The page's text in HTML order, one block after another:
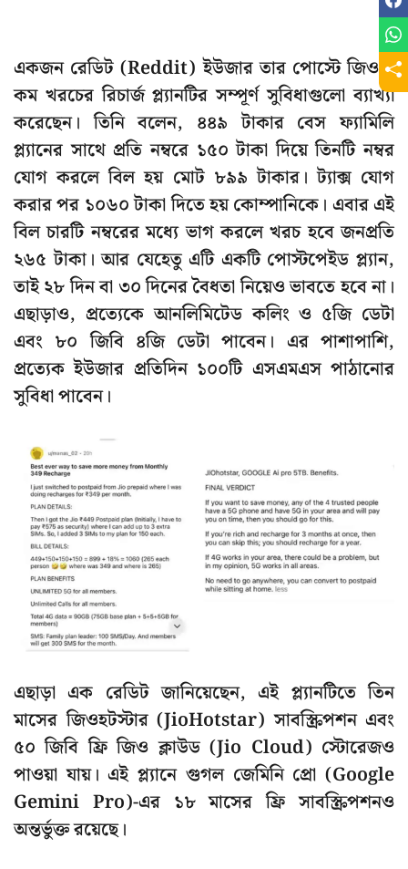
একজন রেডিট (Reddit) ইউজার তার পোস্টে জিও-র
কম খরচের রিচার্জ প্ল্যানটির সম্পূর্ণ সুবিধাগুলো ব্যাখ্যা
করেছেন। তিনি বলেন, ৪৪৯ টাকার বেস ফ্যামিলি
প্ল্যানের সাথে প্রতি নম্বরে ১৫০ টাকা দিয়ে তিনটি নম্বর
যোগ করলে বিল হয় মোট ৮৯৯ টাকার। ট্যাক্স যোগ
করার পর ১০৬০ টাকা দিতে হয় কোম্পানিকে। এবার এই
বিল চারটি নম্বরের মধ্যে ভাগ করলে খরচ হবে জনপ্রতি
২৬৫ টাকা। আর যেহেতু এটি একটি পোস্টপেইড প্ল্যান,
তাই ২৮ দিন বা ৩০ দিনের বৈধতা নিয়েও ভাবতে হবে না।
এছাড়াও, প্রত্যেকে আনলিমিটেড কলিং ও ৫জি ডেটা
এবং ৮০ জিবি ৪জি ডেটা পাবেন। এর পাশাপাশি,
প্রত্যেক ইউজার প্রতিদিন ১০০টি এসএমএস পাঠানোর
সুবিধা পাবেন।
এছাড়া এক রেডিট জানিয়েছেন, এই প্ল্যানটিতে তিন
মাসের জিওহটস্টার (JioHotstar) সাবস্ক্রিপশন এবং
৫০ জিবি ফ্রি জিও ক্লাউড (Jio Cloud) স্টোরেজও
পাওয়া যায়। এই প্ল্যানে গুগল জেমিনি প্রো (Google
Gemini Pro)-এর ১৮ মাসের ফ্রি সাবস্ক্রিপশনও
অন্তর্ভুক্ত রয়েছে।